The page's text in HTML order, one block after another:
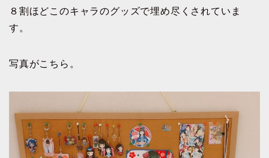
８割ほどこのキャラのグッズで埋め尽くされていま
す。
写真がこちら。